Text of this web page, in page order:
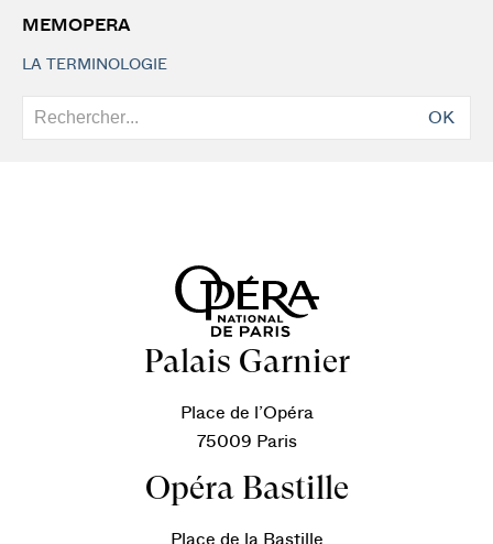
MEMOPERA
LA TERMINOLOGIE
OK
Palais Garnier
Place de l’Opéra
75009 Paris
Opéra Bastille
Place de la Bastille